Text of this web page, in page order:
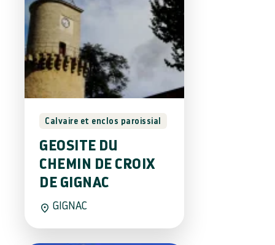
Calvaire et enclos paroissial
GEOSITE DU
CHEMIN DE CROIX
DE GIGNAC
GIGNAC